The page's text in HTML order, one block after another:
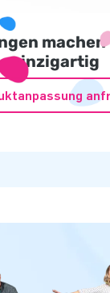
machen
einzigartig